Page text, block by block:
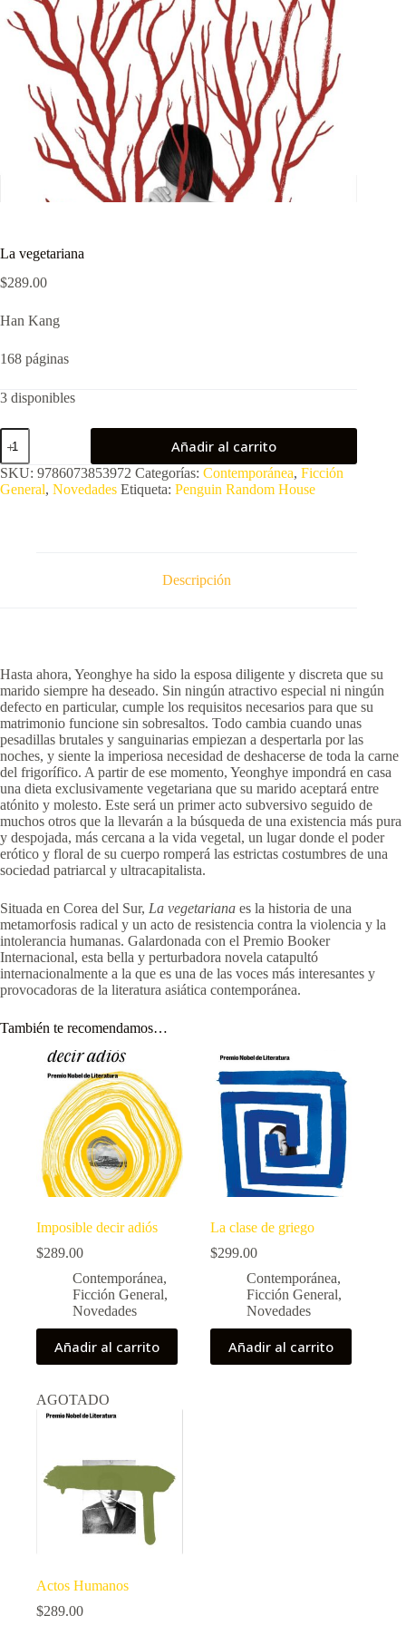
La vegetariana
$289.00
Han Kang
168 páginas
3 disponibles
La
vegetariana
cantidad
Añadir al carrito
SKU: 9786073853972 Categorías: Contemporánea, Ficción
General, Novedades Etiqueta: Penguin Random House
Descripción
Hasta ahora, Yeonghye ha sido la esposa diligente y discreta que su
marido siempre ha deseado. Sin ningún atractivo especial ni ningún
defecto en particular, cumple los requisitos necesarios para que su
matrimonio funcione sin sobresaltos. Todo cambia cuando unas
pesadillas brutales y sanguinarias empiezan a despertarla por las
noches, y siente la imperiosa necesidad de deshacerse de toda la carne
del frigorífico. A partir de ese momento, Yeonghye impondrá en casa
una dieta exclusivamente vegetariana que su marido aceptará entre
atónito y molesto. Este será un primer acto subversivo seguido de
muchos otros que la llevarán a la búsqueda de una existencia más pura
y despojada, más cercana a la vida vegetal, un lugar donde el poder
erótico y floral de su cuerpo romperá las estrictas costumbres de una
sociedad patriarcal y ultracapitalista.
Situada en Corea del Sur, La vegetariana es la historia de una
metamorfosis radical y un acto de resistencia contra la violencia y la
intolerancia humanas. Galardonada con el Premio Booker
Internacional, esta bella y perturbadora novela catapultó
internacionalmente a la que es una de las voces más interesantes y
provocadoras de la literatura asiática contemporánea.
También te recomendamos…
Imposible decir adiós
$289.00
Contemporánea,
Ficción General,
Novedades
Añadir al carrito
La clase de griego
$299.00
Contemporánea,
Ficción General,
Novedades
Añadir al carrito
AGOTADO
Actos Humanos
$289.00